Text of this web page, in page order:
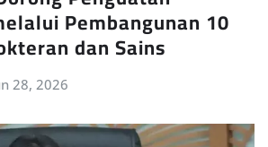
Pembangunan 10
dan Sains
28, 2026